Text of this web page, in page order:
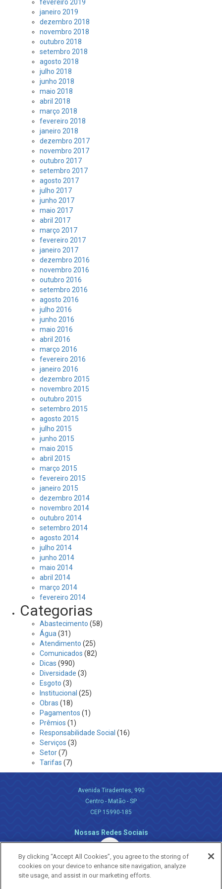
fevereiro 2019
janeiro 2019
dezembro 2018
novembro 2018
outubro 2018
setembro 2018
agosto 2018
julho 2018
junho 2018
maio 2018
abril 2018
março 2018
fevereiro 2018
janeiro 2018
dezembro 2017
novembro 2017
outubro 2017
setembro 2017
agosto 2017
julho 2017
junho 2017
maio 2017
abril 2017
março 2017
fevereiro 2017
janeiro 2017
dezembro 2016
novembro 2016
outubro 2016
setembro 2016
agosto 2016
julho 2016
junho 2016
maio 2016
abril 2016
março 2016
fevereiro 2016
janeiro 2016
dezembro 2015
novembro 2015
outubro 2015
setembro 2015
agosto 2015
julho 2015
junho 2015
maio 2015
abril 2015
março 2015
fevereiro 2015
janeiro 2015
dezembro 2014
novembro 2014
outubro 2014
setembro 2014
agosto 2014
julho 2014
junho 2014
maio 2014
abril 2014
março 2014
fevereiro 2014
Categorias
Abastecimento (58)
Água (31)
Atendimento (25)
Comunicados (82)
Dicas (990)
Diversidade (3)
Esgoto (3)
Institucional (25)
Obras (18)
Pagamentos (1)
Prêmios (1)
Responsabilidade Social (16)
Serviços (3)
Setor(7)
Tarifas (7)
Avenida Tiradentes, 990
Centro - Matão - SP
CEP 15990-185
Nossas Redes Sociais
By clicking “Accept All Cookies”, you agree to the storing of
cookies on your device to enhance site navigation, analyze
site usage, and assist in our marketing efforts.